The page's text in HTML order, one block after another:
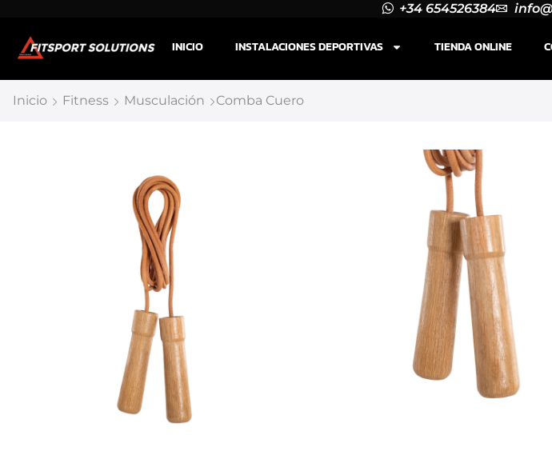
+34 654526384
INICIO INSTALACIONES DEPORTIVAS TIENDA ONLINE
Inicio Fitness Musculación Comba Cuero